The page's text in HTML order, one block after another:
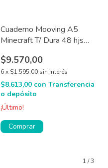
Cuaderno Mooving A5
Minecraft T/ Dura 48 hjs
$9.570,00
6x $1.595,00 sin interés
$8.613,00 con Transferencia
o depósito
¡Último!
Comprar
1 /3